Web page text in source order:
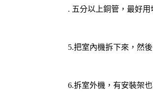
. 五分以上銅管，最好
5.把室內機拆下來，然
6.拆室外機，有安裝架